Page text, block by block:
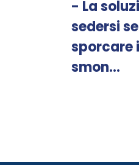
- La
sedersi
sporcare
smon...